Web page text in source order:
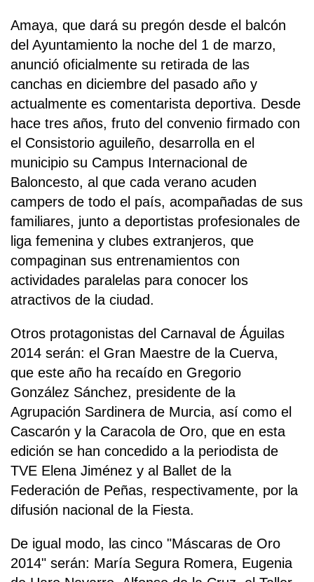
Amaya, que dará su pregón desde el balcón
del Ayuntamiento la noche del 1 de marzo,
anunció oficialmente su retirada de las
canchas en diciembre del pasado año y
actualmente es comentarista deportiva. Desde
hace tres años, fruto del convenio firmado con
el Consistorio aguileño, desarrolla en el
municipio su Campus Internacional de
Baloncesto, al que cada verano acuden
campers de todo el país, acompañadas de sus
familiares, junto a deportistas profesionales de
liga femenina y clubes extranjeros, que
compaginan sus entrenamientos con
actividades paralelas para conocer los
atractivos de la ciudad.
Otros protagonistas del Carnaval de Águilas
2014 serán: el Gran Maestre de la Cuerva,
que este año ha recaído en Gregorio
González Sánchez, presidente de la
Agrupación Sardinera de Murcia, así como el
Cascarón y la Caracola de Oro, que en esta
edición se han concedido a la periodista de
TVE Elena Jiménez y al Ballet de la
Federación de Peñas, respectivamente, por la
difusión nacional de la Fiesta.
De igual modo, las cinco "Máscaras de Oro
2014" serán: María Segura Romera, Eugenia